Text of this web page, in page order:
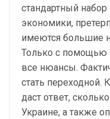
стандартный
экономики,
имеются большие
Только с помощью
все нюансы.
стать переходной.
даст ответ,
Украине, а также